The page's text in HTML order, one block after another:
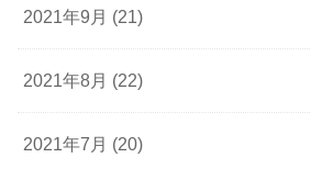
2021年9月 (21)
2021年8月 (22)
2021年7月 (20)